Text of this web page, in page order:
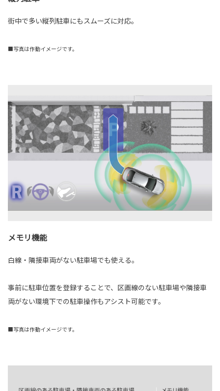
街中で多い縦列駐車にもスムーズに対応。
■写真は作動イメージです。
メモリ機能
白線・隣接車両がない駐車場でも使える。
事前に駐車位置を登録することで、区画線のない駐車場や隣接車
両がない環境下での駐車操作もアシスト可能です。
■写真は作動イメージです。